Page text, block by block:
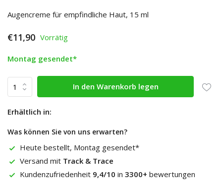
Augencreme für empfindliche Haut, 15 ml
€11,90 Vorrätig
Montag gesendet*
In den Warenkorb legen
Erhältlich in:
Was können Sie von uns erwarten?
Heute bestellt, Montag gesendet*
Versand mit Track & Trace
Kundenzufriedenheit 9,4/10 in 3300+ bewertungen